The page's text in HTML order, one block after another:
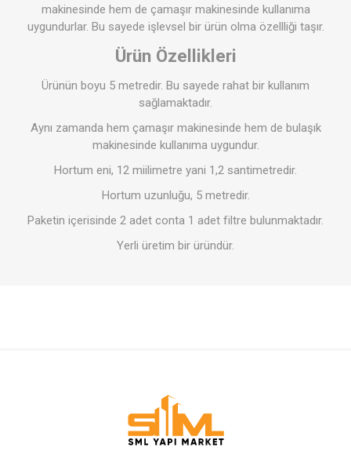
makinesinde hem de çamaşır makinesinde kullanıma
uygundurlar. Bu sayede işlevsel bir ürün olma özellliği taşır.
Ürün Özellikleri
Ürünün boyu 5 metredir. Bu sayede rahat bir kullanım
sağlamaktadır.
Aynı zamanda hem çamaşır makinesinde hem de bulaşık
makinesinde kullanıma uygundur.
Hortum eni, 12 miilimetre yani 1,2 santimetredir.
Hortum uzunluğu, 5 metredir.
Paketin içerisinde 2 adet conta 1 adet filtre bulunmaktadır.
Yerli üretim bir üründür.